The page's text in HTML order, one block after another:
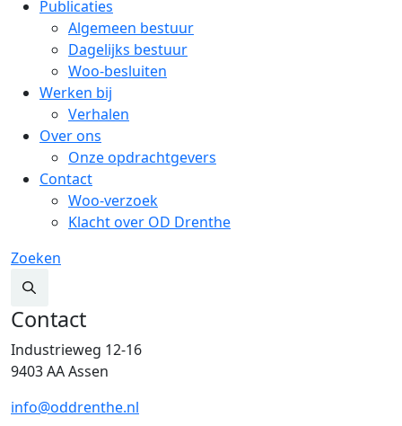
Publicaties
Algemeen bestuur
Dagelijks bestuur
Woo-besluiten
Werken bij
Verhalen
Over ons
Onze opdrachtgevers
Contact
Woo-verzoek
Klacht over OD Drenthe
Zoeken
Contact
Industrieweg 12-16
9403 AA Assen
info@oddrenthe.nl